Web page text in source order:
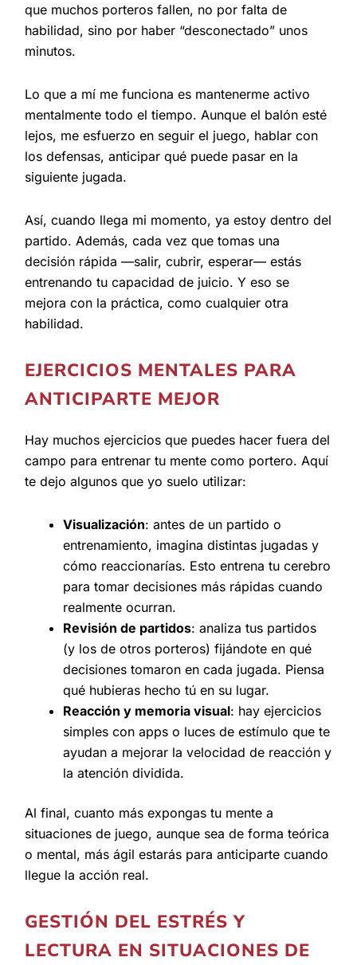
que muchos porteros fallen, no por falta de
habilidad, sino por haber “desconectado” unos
minutos.
Lo que a mí me funciona es mantenerme activo
mentalmente todo el tiempo. Aunque el balón esté
lejos, me esfuerzo en seguir el juego, hablar con
los defensas, anticipar qué puede pasar en la
siguiente jugada.
Así, cuando llega mi momento, ya estoy dentro del
partido. Además, cada vez que tomas una
decisión rápida —salir, cubrir, esperar— estás
entrenando tu capacidad de juicio. Y eso se
mejora con la práctica, como cualquier otra
habilidad.
EJERCICIOS MENTALES PARA
ANTICIPARTE MEJOR
Hay muchos ejercicios que puedes hacer fuera del
campo para entrenar tu mente como portero. Aquí
te dejo algunos que yo suelo utilizar:
Visualización: antes de un partido o
entrenamiento, imagina distintas jugadas y
cómo reaccionarías. Esto entrena tu cerebro
para tomar decisiones más rápidas cuando
realmente ocurran.
Revisión de partidos: analiza tus partidos
(y los de otros porteros) fijándote en qué
decisiones tomaron en cada jugada. Piensa
qué hubieras hecho tú en su lugar.
Reacción y memoria visual: hay ejercicios
simples con apps o luces de estímulo que te
ayudan a mejorar la velocidad de reacción y
la atención dividida.
Al final, cuanto más expongas tu mente a
situaciones de juego, aunque sea de forma teórica
o mental, más ágil estarás para anticiparte cuando
llegue la acción real.
GESTIÓN DEL ESTRÉS Y
LECTURA EN SITUACIONES DE